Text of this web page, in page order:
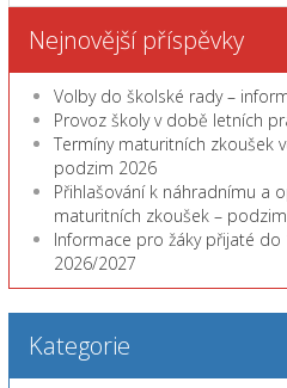
Nejnovější příspěvky
Volby do školské rady –
Provoz školy v době letních
Termíny maturitních zkoušek
podzim 2026
Přihlašování k náhradnímu a
maturitních zkoušek –
Informace pro žáky přijaté
2026/2027
Kategorie